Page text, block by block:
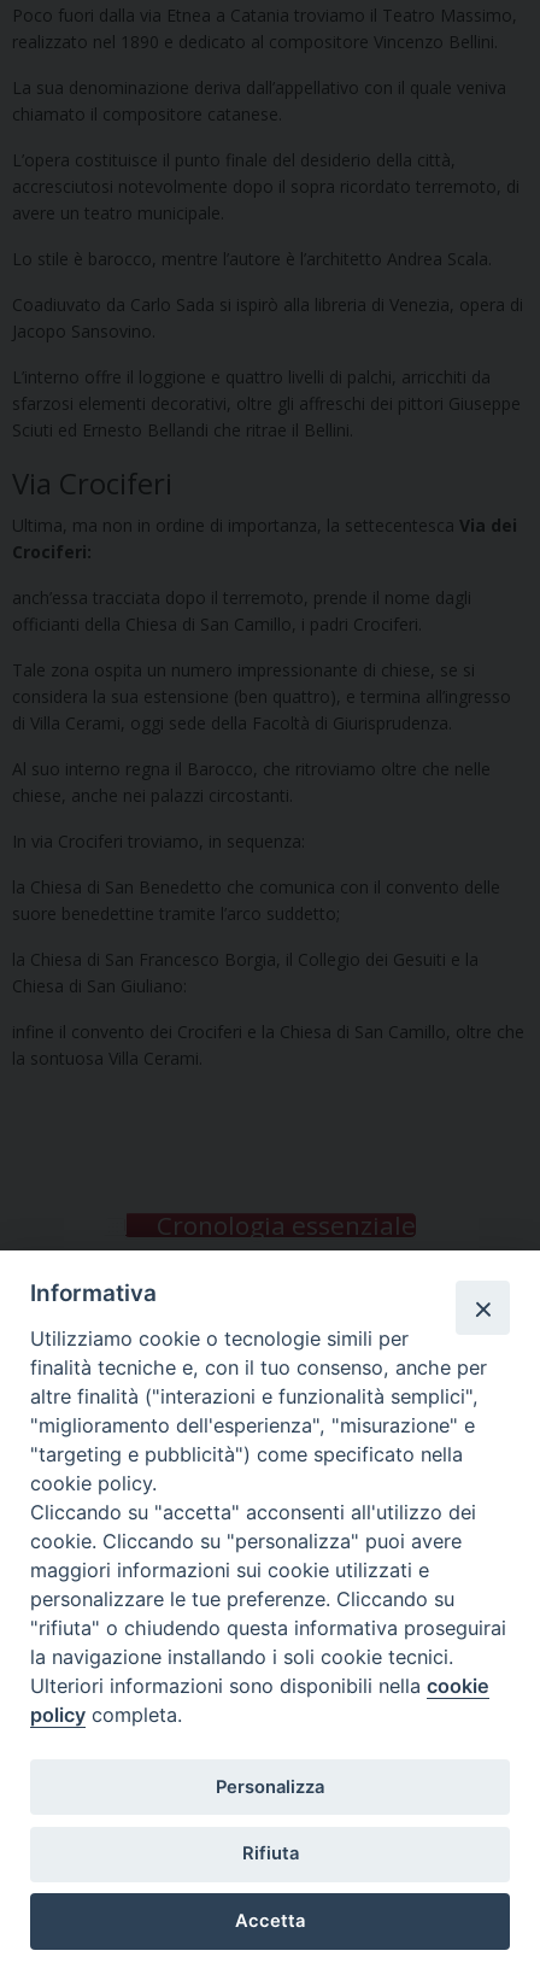
Poco fuori dalla via Etnea a Catania troviamo il Teatro Massimo,
realizzato nel 1890 e dedicato al compositore Vincenzo Bellini.
La sua denominazione deriva dall’appellativo con il quale veniva
chiamato il compositore catanese.
L’opera costituisce il punto finale del desiderio della città,
accresciutosi notevolmente dopo il sopra ricordato terremoto, di
avere un teatro municipale.
Lo stile è barocco, mentre l’autore è l’architetto Andrea Scala.
Coadiuvato da Carlo Sada si ispirò alla libreria di Venezia, opera di
Jacopo Sansovino.
L’interno offre il loggione e quattro livelli di palchi, arricchiti da
sfarzosi elementi decorativi, oltre gli affreschi dei pittori Giuseppe
Sciuti ed Ernesto Bellandi che ritrae il Bellini.
Via Crociferi
Ultima, ma non in ordine di importanza, la settecentesca Via dei
Crociferi:
anch’essa tracciata dopo il terremoto, prende il nome dagli
officianti della Chiesa di San Camillo, i padri Crociferi.
Tale zona ospita un numero impressionante di chiese, se si
considera la sua estensione (ben quattro), e termina all’ingresso
di Villa Cerami, oggi sede della Facoltà di Giurisprudenza.
Al suo interno regna il Barocco, che ritroviamo oltre che nelle
chiese, anche nei palazzi circostanti.
In via Crociferi troviamo, in sequenza:
la Chiesa di San Benedetto che comunica con il convento delle
suore benedettine tramite l’arco suddetto;
la Chiesa di San Francesco Borgia, il Collegio dei Gesuiti e la
Chiesa di San Giuliano:
infine il convento dei Crociferi e la Chiesa di San Camillo, oltre che
la sontuosa Villa Cerami.
Cronologia essenziale
I luoghi di Madre Morano
Beata
“L'allegria è il mezzo indispensabile per la formazione del
carattere. La vera allegria è fonte di bene.”
SAN
"Proprio in questa prospettiva ha operato Suor
Torino, la città di Don Bosco, con il suo spiccato talento
pedagogico e il suo amore per Dio e per il prossimo. Suor
Maddalena dispiegò in quest’Isola, a favore della vostra
Informativa
Utilizziamo cookie o tecnologie simili per
finalità tecniche e, con il tuo consenso, anche per
altre finalità ("interazioni e funzionalità semplici",
"miglioramento dell'esperienza", "misurazione" e
"targeting e pubblicità") come specificato nella
cookie policy.
Cliccando su "accetta" acconsenti all'utilizzo dei
cookie. Cliccando su "personalizza" puoi avere
maggiori informazioni sui cookie utilizzati e
personalizzare le tue preferenze. Cliccando su
"rifiuta" o chiudendo questa informativa proseguirai
la navigazione installando i soli cookie tecnici.
Ulteriori informazioni sono disponibili nellacookie
policy completa.
Personalizza
Rifiuta
Accetta